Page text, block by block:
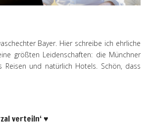
Bayer. Hier schreibe ich ehrliche
größten Leidenschaften: die Münchner
Reisen und natürlich Hotels. Schön, dass
verteiln‘ ♥